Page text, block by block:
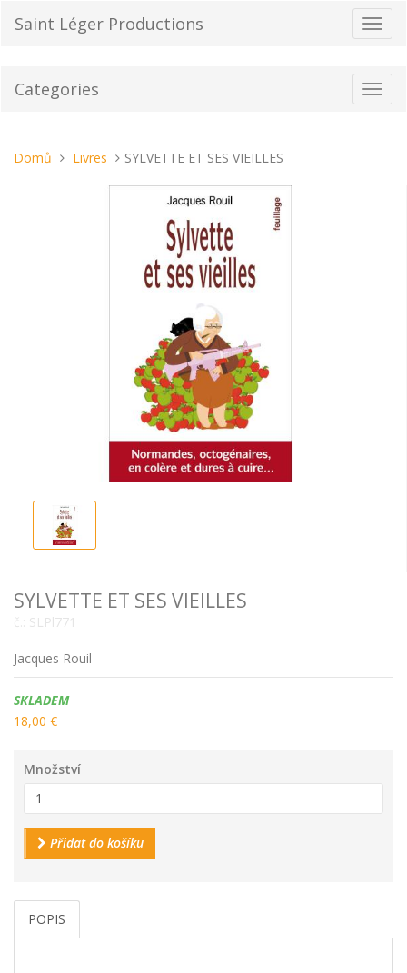
Saint Léger Productions
Categories
Nacházíte
Domů Livres SYLVETTE ET SES VIEILLES
SYLVETTE ET SES VIEILLES
č.: SLPl771
Jacques Rouil
Dostupnost:
SKLADEM
18,00 €
Množství
Přidat do košíku
POPIS